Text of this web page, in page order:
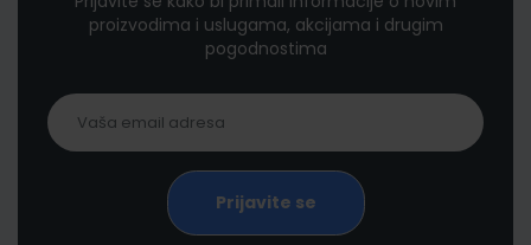
proizvodima i uslugama, akcijama i drugim
pogodnostima